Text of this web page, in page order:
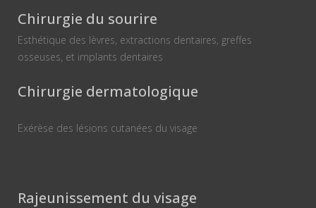
Chirurgie du sourire
Esthétique des lèvres, extractions dentaires, greffes
osseuses, et implants dentaires
Chirurgie dermatologique
Exérèse des lésions cutanées du visage
Rajeunissement du visage